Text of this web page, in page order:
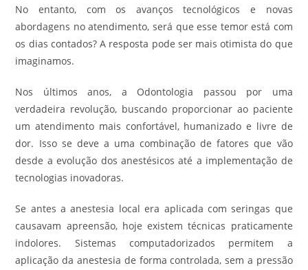
No entanto, com os avanços tecnológicos e novas
abordagens no atendimento, será que esse temor está com
os dias contados? A resposta pode ser mais otimista do que
imaginamos.
Nos últimos anos, a Odontologia passou por uma
verdadeira revolução, buscando proporcionar ao paciente
um atendimento mais confortável, humanizado e livre de
dor. Isso se deve a uma combinação de fatores que vão
desde a evolução dos anestésicos até a implementação de
tecnologias inovadoras.
Se antes a anestesia local era aplicada com seringas que
causavam apreensão, hoje existem técnicas praticamente
indolores. Sistemas computadorizados permitem a
aplicação da anestesia de forma controlada, sem a pressão